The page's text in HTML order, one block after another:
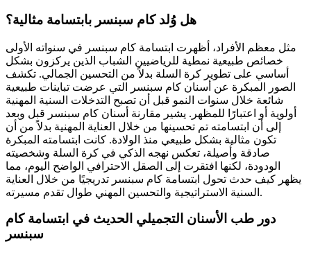
هل وُلد كام سبنسر بابتسامة مثالية؟
مثل معظم الأفراد، أظهرت ابتسامة كام سبنسر في سنواته الأولى
خصائص طبيعية نمطية للرياضيين الشباب الذين يركزون بشكل
أساسي على تطوير كرة السلة بدلاً من التحسين الجمالي. تكشف
الصور المبكرة عن أسنان كام سبنسر التي عرضت تباينات طبيعية
شائعة خلال سنوات النمو قبل أن تصبح التدخلات السنية المهنية
أولوية أو اعتبارًا للمظهر. يشير مقارنة أسنان كام سبنسر قبل وبعد
إلى أن ابتسامته تم تحسينها من خلال العناية المهنية بدلاً من أن
تكون مثالية بشكل طبيعي منذ الولادة. كانت ابتسامته المبكرة
صادقة وأصيلة، تعكس نهجه الذكي في كرة السلة وشخصيته
الودودة، لكنها افتقرت إلى الصقل الاحترافي الواضح اليوم، مما
يظهر كيف حدث تحول ابتسامة كام سبنسر تدريجيًا من خلال العناية
السنية الاستراتيجية والتحسين المهني طوال تقدم مسيرته.
دور طب الأسنان التجميلي الحديث في ابتسامة كام
سبنسر